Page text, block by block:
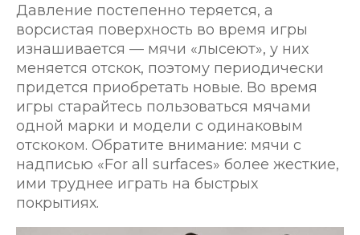
Давление постепенно теряется, а
ворсистая поверхность во время игры
изнашивается — мячи «лысеют», у них
меняется отскок, поэтому периодически
придется приобретать новые. Во время
игры старайтесь пользоваться мячами
одной марки и модели с одинаковым
отскоком. Обратите внимание: мячи с
надписью «For all surfaces» более жесткие,
ими труднее играть на быстрых
покрытиях.